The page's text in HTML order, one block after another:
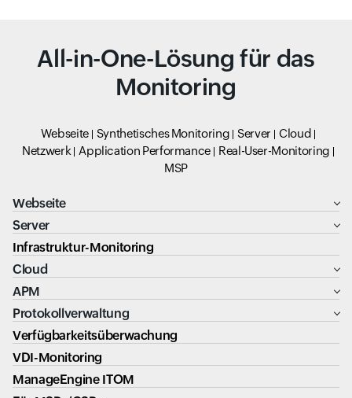
All-in-One-Lösung für das
Monitoring
Webseite Synthetisches Monitoring Server
Cloud
Netzwerk
Application Performance
Real-User-Monitoring
MSP
Webseite
Server
Infrastruktur-Monitoring
Cloud
APM
Protokollverwaltung
Verfügbarkeitsüberwachung
VDI-Monitoring
ManageEngine ITOM